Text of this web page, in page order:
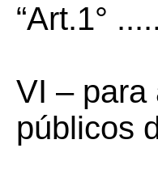
“Art.1° .....
VI – para
públicos